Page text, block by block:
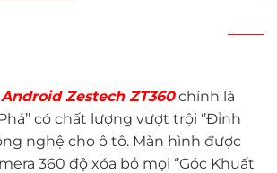
Zestech ZT360chính là
có chất lượng vượt trội ‘’Đỉnh
nghệ cho ô tô. Màn hình được
360 độ xóa bỏ mọi ‘’Góc Khuất